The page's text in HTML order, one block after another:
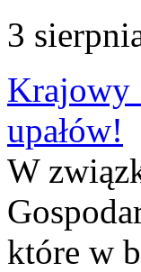
3
Krajowy
upałów!
W
które w